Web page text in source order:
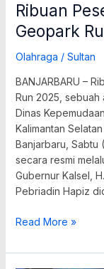
Ribuan
Geopark
Olahraga / Sultan
BANJARBARU –
Run 2025,
Dinas
Kalimantan
Banjarbaru, Sabtu
secara resmi
Gubernur Kalsel,
Pebriadin Hapiz
Read More »